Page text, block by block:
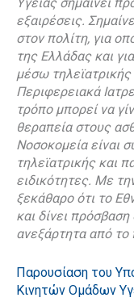
εξαιρέσεις.
στον πολίτη, για
της Ελλάδας και
μέσω
Περιφερειακά
τρόπο μπορεί να
θεραπεία στους
Νοσοκομεία είναι
τηλεϊατρικής και
ειδικότητες. Με
ξεκάθαρο ότι το
και δίνει
ανεξάρτητα από το
Παρουσίαση του
Κινητών Ομάδων